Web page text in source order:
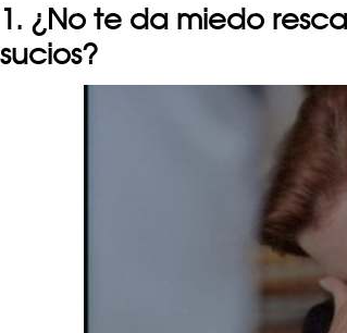
1. ¿No te da miedo
sucios?